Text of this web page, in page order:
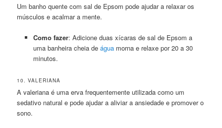
Um banho quente com sal de Epsom pode ajudar a relaxar os
músculos e acalmar a mente.
Como fazer: Adicione duas xícaras de sal de Epsom a
uma banheira cheia de águamorna e relaxe por 20 a 30
minutos.
10. VALERIANA
A valeriana é uma erva frequentemente utilizada como um
sedativo natural e pode ajudar a aliviar a ansiedade e promover o
sono.